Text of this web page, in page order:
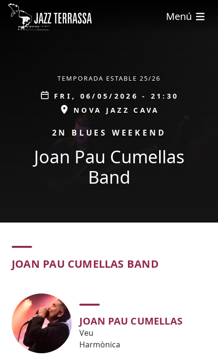
Skip to main content
Menú
TEMPORADA ESTABLE 25/26
Data
FRI, 06/05/2026 - 21:30
ESPAI
NOVA JAZZ CAVA
PROMOCIÓ2N BLUES WEEKEND
Joan Pau Cumellas
Band
Concert
JOAN PAU CUMELLAS BAND
JOAN PAU CUMELLAS
Veu
Harmònica